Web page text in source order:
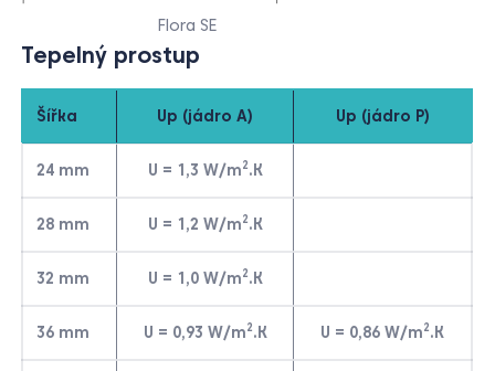
Flora SE
Tepelný prostup
Šířka Up (jádro A) Up (jádro P)
24 mm U = 1,3 W/m2.K
28 mm U = 1,2 W/m2.K
32 mm U = 1,0 W/m2.K
36 mm U = 0,93 W/m2.K U = 0,86 W/m2.K